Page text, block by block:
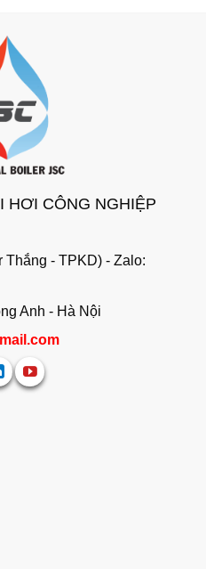
HƠI CÔNG NGHIỆP
Thắng - TPKD) - Zalo:
Anh - Hà Nội